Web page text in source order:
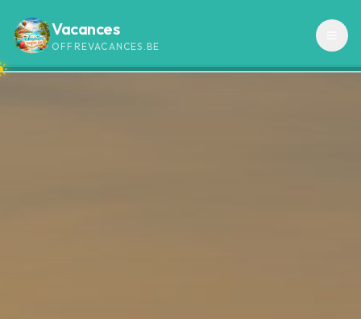
Vacances
OFFREVACANCES.BE